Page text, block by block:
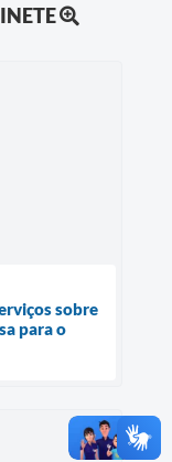
sobre
para o